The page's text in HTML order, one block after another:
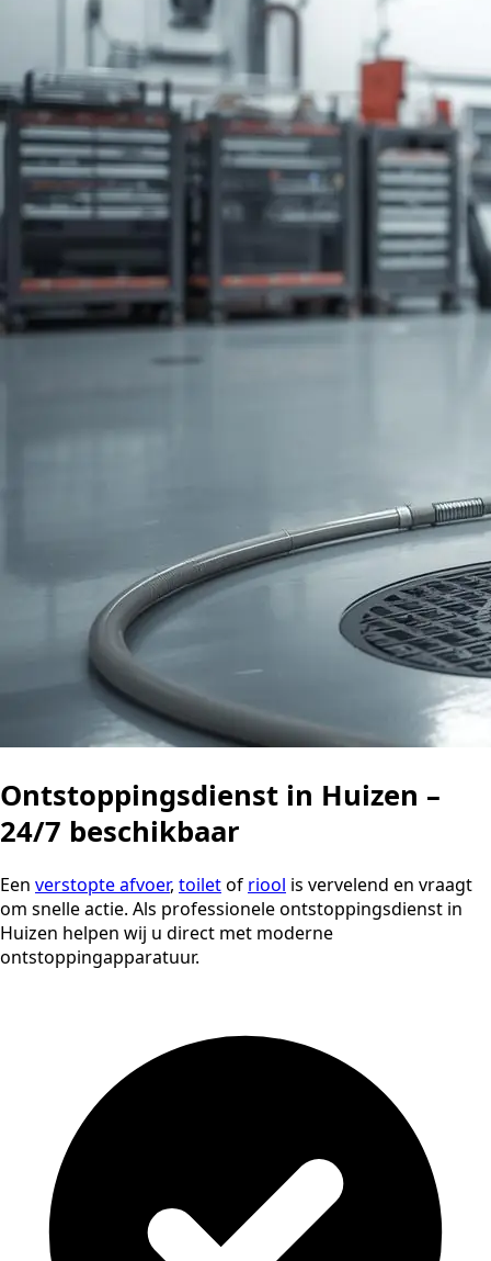
Ontstoppingsdienst in Huizen –
24/7 beschikbaar
Een verstopte afvoer, toiletof riool is vervelend en vraagt
om snelle actie. Als professionele ontstoppingsdienst in
Huizen helpen wij u direct met moderne
ontstoppingapparatuur.